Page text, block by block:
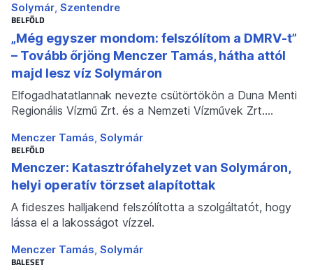
Solymár Szentendre
BELFÖLD
„Még egyszer mondom: felszólítom a DMRV-t”
– Tovább őrjöng Menczer Tamás, hátha attól
majd lesz víz Solymáron
Elfogadhatatlannak nevezte csütörtökön a Duna Menti
Regionális Vízmű Zrt. és a Nemzeti Vízművek Zrt.…
Menczer Tamás Solymár
BELFÖLD
Menczer: Katasztrófahelyzet van Solymáron,
helyi operatív törzset alapítottak
A fideszes halljakend felszólította a szolgáltatót, hogy
lássa el a lakosságot vízzel.
Menczer Tamás Solymár
BALESET